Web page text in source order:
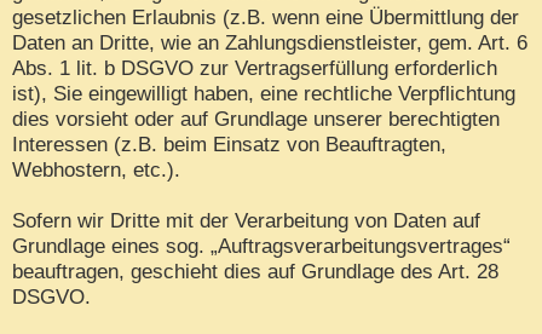
gesetzlichen Erlaubnis (z.B. wenn eine Übermittlung der
Daten an Dritte, wie an Zahlungsdienstleister, gem. Art. 6
Abs. 1 lit. b DSGVO zur Vertragserfüllung erforderlich
ist), Sie eingewilligt haben, eine rechtliche Verpflichtung
dies vorsieht oder auf Grundlage unserer berechtigten
Interessen (z.B. beim Einsatz von Beauftragten,
Webhostern, etc.).
Sofern wir Dritte mit der Verarbeitung von Daten auf
Grundlage eines sog. „Auftragsverarbeitungsvertrages“
beauftragen, geschieht dies auf Grundlage des Art. 28
DSGVO.